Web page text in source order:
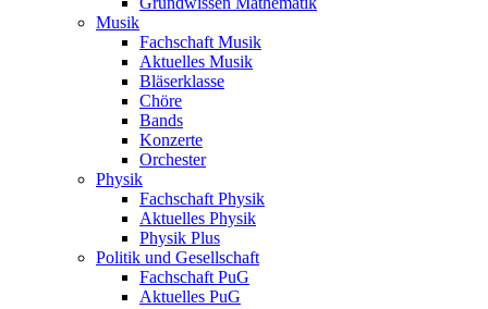
Musik
Fachschaft Musik
Aktuelles Musik
Bläserklasse
Chöre
Bands
Konzerte
Orchester
Physik
Fachschaft Physik
Aktuelles Physik
Physik Plus
Politik und Gesellschaft
Fachschaft PuG
Aktuelles PuG